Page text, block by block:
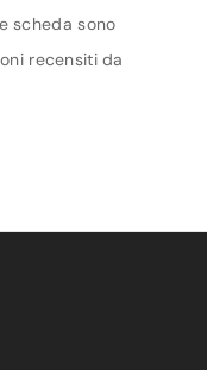
scheda sono
recensiti da